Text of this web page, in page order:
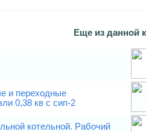
Eще из данной
и переходные
0,38 кв с сип-2
котельной. Рабочий